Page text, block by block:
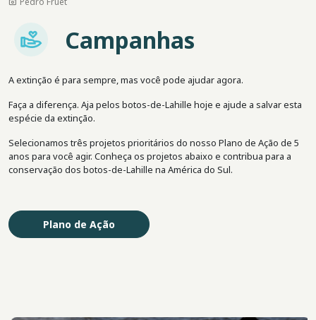
Imagem Campanhas
A extinção é para sempre, mas você pode ajudar agora.
Faça a diferença. Aja pelos botos-de-Lahille hoje e ajude a salvar esta
espécie da extinção.
Selecionamos três projetos prioritários do nosso Plano de Ação de 5
anos para você agir. Conheça os projetos abaixo e contribua para a
conservação dos botos-de-Lahille na América do Sul.
Plano de Ação